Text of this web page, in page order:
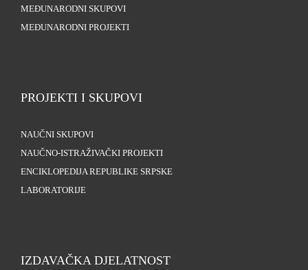
MEĐUNARODNI SKUPOVI
MEĐUNARODNI PROJEKTI
PROJEKTI I SKUPOVI
NAUČNI SKUPOVI
NAUČNO-ISTRAŽIVAČKI PROJEKTI
ENCIKLOPEDIJA REPUBLIKE SRPSKE
LABORATORIJE
IZDAVAČKA DJELATNOST